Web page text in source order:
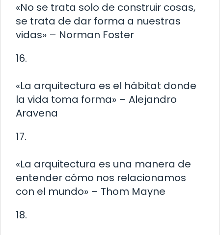
«No se trata solo de construir cosas,
se trata de dar forma a nuestras
vidas» – Norman Foster
16.
«La arquitectura es el hábitat donde
la vida toma forma» – Alejandro
Aravena
17.
«La arquitectura es una manera de
entender cómo nos relacionamos
con el mundo» – Thom Mayne
18.